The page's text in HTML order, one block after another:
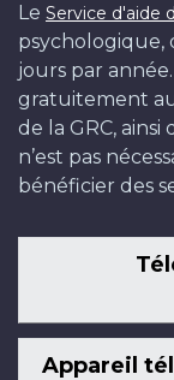
Le Service d'aide
psychologique,
jours par année.
gratuitement
de la GRC, ainsi
n’est pas
bénéficier des
Appareil